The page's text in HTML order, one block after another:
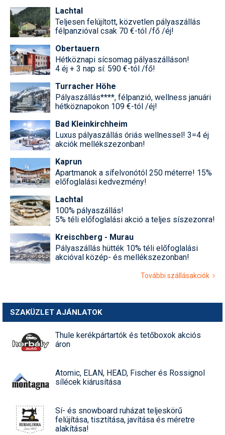
Lachtal
Teljesen felújított, közvetlen pályaszállás
félpanzióval csak 70 €-tól /fő /éj!
Obertauern
Hétköznapi sícsomag pályaszálláson!
4 éj + 3 nap sí: 590 €-tól /fő!
Turracher Höhe
Pályaszállás****, félpanzió, wellness januári
hétköznapokon 109 €-tól /éj!
Bad Kleinkirchheim
Luxus pályaszállás óriás wellnessel! 3=4 éj
akciók mellékszezonban!
Kaprun
Apartmanok a sífelvonótól 250 méterre! 15%
előfoglalási kedvezmény!
Lachtal
100% pályaszállás!
5% téli előfoglalási akció a teljes síszezonra!
Kreischberg - Murau
Pályaszállás hütték 10% téli előfoglalási
akcióval közép- és mellékszezonban!
További szállásakciók
SZAKÜZLET AJÁNLATOK
Thule kerékpártartók és tetőboxok akciós
áron
Atomic, ELAN, HEAD, Fischer és Rossignol
sílécek kiárusítása
Sí- és snowboard ruházat teljeskörű
felújítása, tisztítása, javítása és méretre
alakítása!